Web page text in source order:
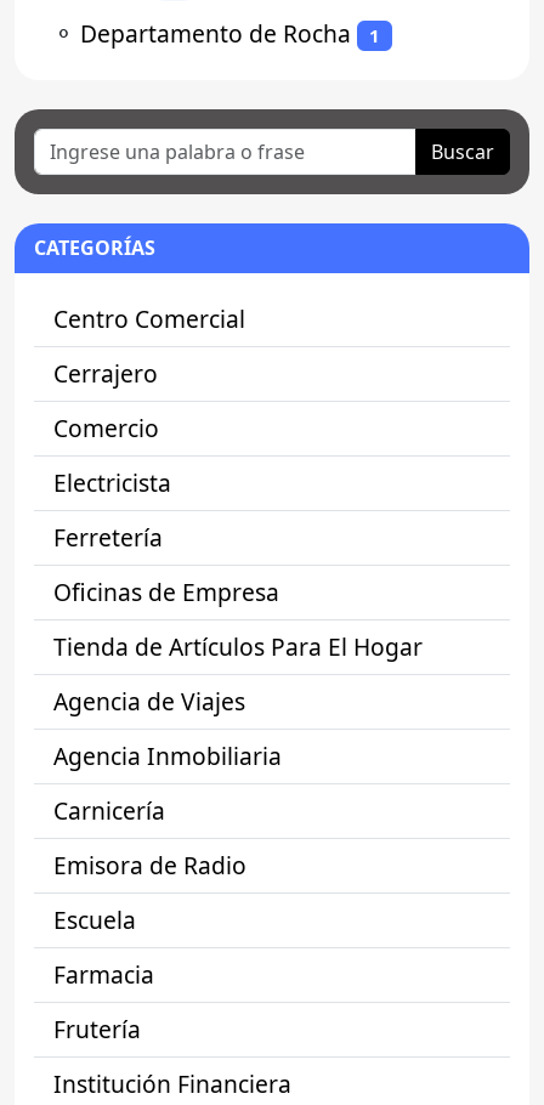
⚬ Departamento de Rocha 1
Buscar
CATEGORÍAS
Centro Comercial
Cerrajero
Comercio
Electricista
Ferretería
Oficinas de Empresa
Tienda de Artículos Para El Hogar
Agencia de Viajes
Agencia Inmobiliaria
Carnicería
Emisora de Radio
Escuela
Farmacia
Frutería
Institución Financiera